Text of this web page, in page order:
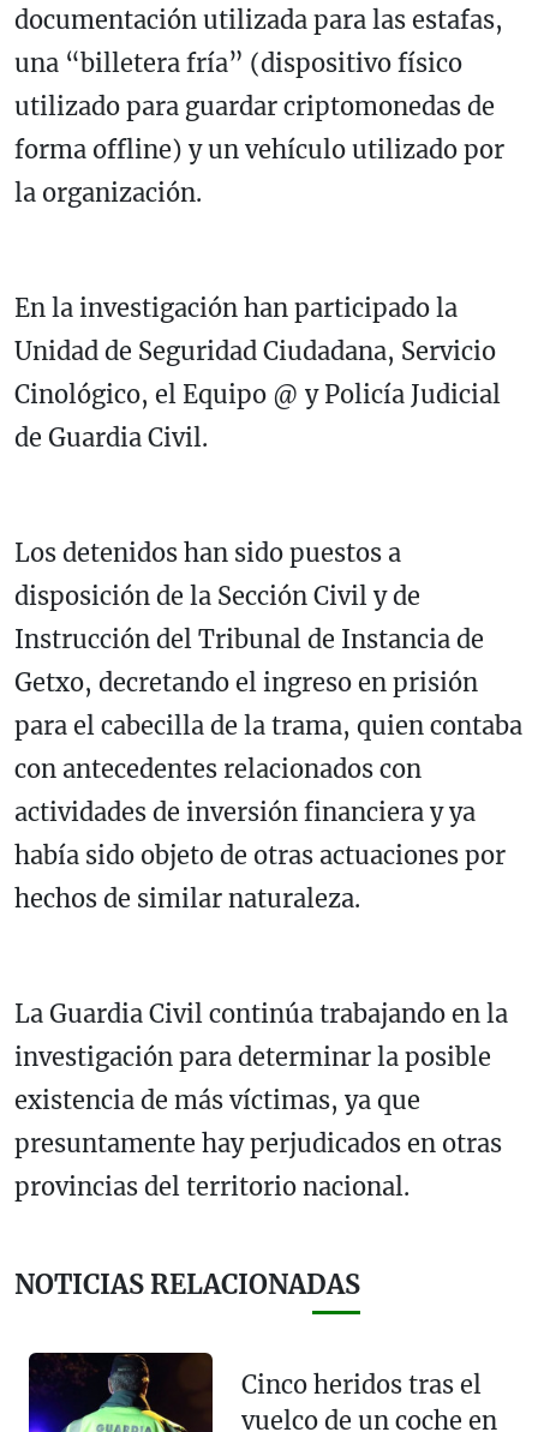
documentación utilizada para las estafas,
una “billetera fría” (dispositivo físico
utilizado para guardar criptomonedas de
forma offline) y un vehículo utilizado por
la organización.
En la investigación han participado la
Unidad de Seguridad Ciudadana, Servicio
Cinológico, el Equipo @ y Policía Judicial
de Guardia Civil.
Los detenidos han sido puestos a
disposición de la Sección Civil y de
Instrucción del Tribunal de Instancia de
Getxo, decretando el ingreso en prisión
para el cabecilla de la trama, quien contaba
con antecedentes relacionados con
actividades de inversión financiera y ya
había sido objeto de otras actuaciones por
hechos de similar naturaleza.
La Guardia Civil continúa trabajando en la
investigación para determinar la posible
existencia de más víctimas, ya que
presuntamente hay perjudicados en otras
provincias del territorio nacional.
NOTICIAS RELACIONADAS
Cinco heridos tras el
vuelco de un coche en